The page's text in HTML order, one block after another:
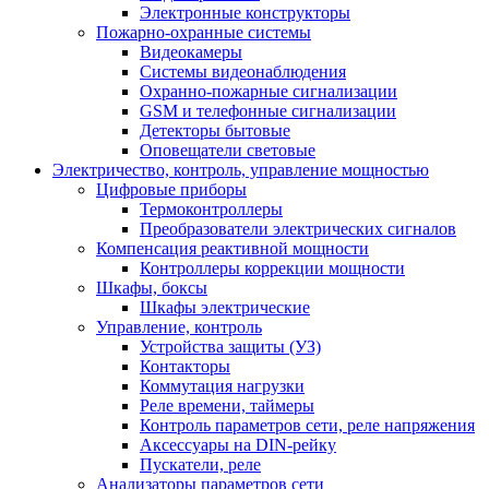
Электронные конструкторы
Пожарно-охранные системы
Видеокамеры
Системы видеонаблюдения
Охранно-пожарные сигнализации
GSM и телефонные сигнализации
Детекторы бытовые
Оповещатели световые
Электричество, контроль, управление мощностью
Цифровые приборы
Термоконтроллеры
Преобразователи электрических сигналов
Компенсация реактивной мощности
Контроллеры коррекции мощности
Шкафы, боксы
Шкафы электрические
Управление, контроль
Устройства защиты (УЗ)
Контакторы
Коммутация нагрузки
Реле времени, таймеры
Контроль параметров сети, реле напряжения
Аксессуары на DIN-рейку
Пускатели, реле
Анализаторы параметров сети